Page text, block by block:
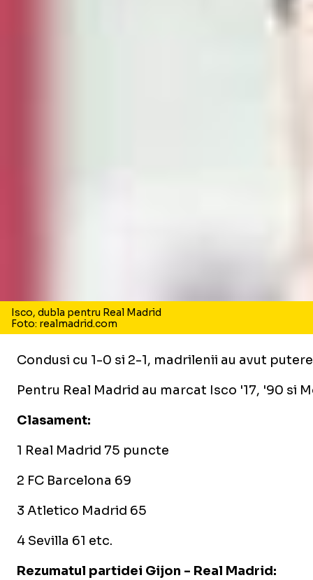
Isco, dubla pentru Real Madrid
Foto: realmadrid.com
Condusi cu 1-0 si 2-1, madrilenii au avut
Pentru Real Madrid au marcat Isco '17, '90 si
Clasament:
1 Real Madrid 75 puncte
2 FC Barcelona 69
3 Atletico Madrid 65
4 Sevilla 61 etc.
Rezumatul partidei Gijon - Real Madrid: